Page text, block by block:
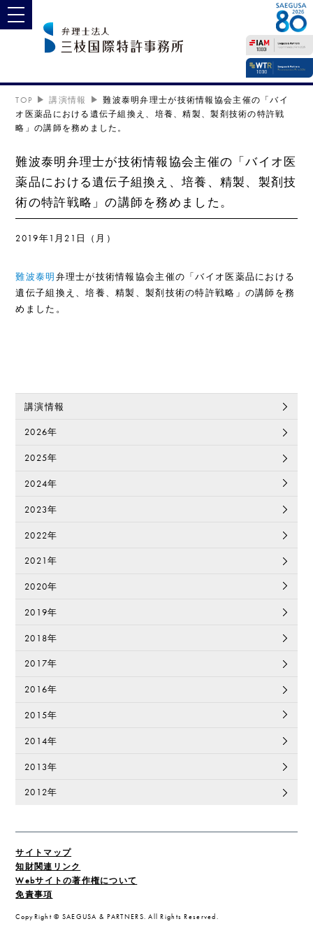
toggle navigation
TOP 講演情報
難波泰明弁理士が技術情報協会主催の「バイ
オ医薬品における遺伝子組換え、培養、精製、製剤技術の特許戦
略」の講師を務めました。
難波泰明弁理士が技術情報協会主催の「バイオ医
薬品における遺伝子組換え、培養、精製、製剤技
術の特許戦略」の講師を務めました。
2019年1月21日（月）
難波泰明 弁理士が技術情報協会主催の「バイオ医薬品における
遺伝子組換え、培養、精製、製剤技術の特許戦略」の講師を務
めました。
講演情報
2026年
2025年
2024年
2023年
2022年
2021年
2020年
2019年
2018年
2017年
2016年
2015年
2014年
2013年
2012年
サイトマップ
知財関連リンク
Webサイトの著作権について
免責事項
CopyRight © SAEGUSA & PARTNERS. All Rights Reserved.